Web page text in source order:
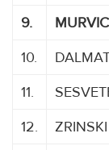
9.
10.
11.
12.
ZRINSKI